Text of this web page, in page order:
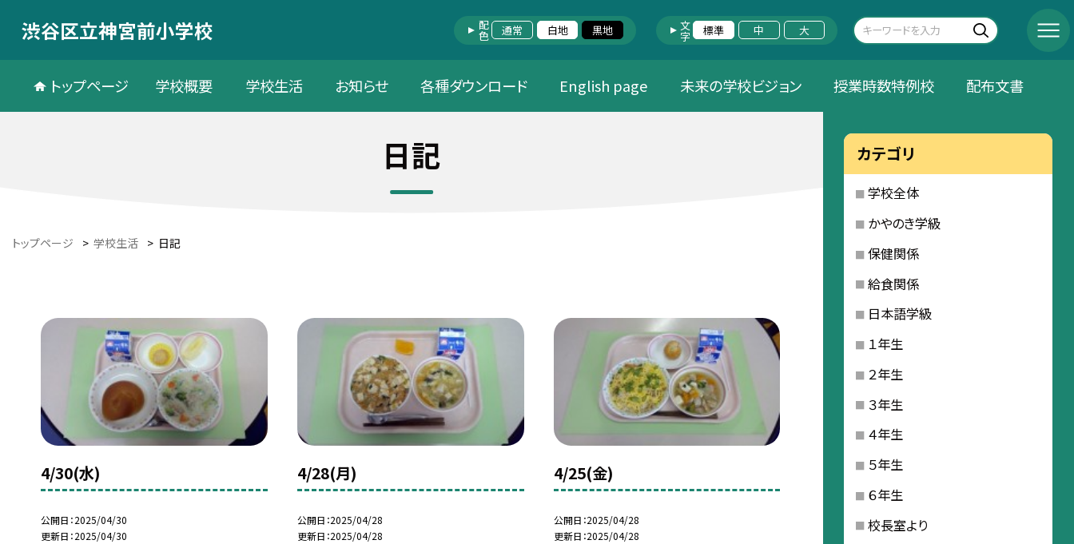
渋谷区立神宮前小学校 配色 通常 白地 黒地 文字 標準 中 大
トップページ 学校概要 学校生活 お知らせ 各種ダウンロード English page 未来の学校ビジョン 授業時数特例校 配布文書
日記
トップページ > 学校生活 > 日記
4/30(水)
公開日 2025/04/30
更新日 2025/04/30
4/28(月)
公開日 2025/04/28
更新日 2025/04/28
4/25(金)
公開日 2025/04/28
更新日 2025/04/28
カテゴリ
学校全体
かやのき学級
保健関係
給食関係
日本語学級
１年生
２年生
３年生
４年生
５年生
６年生
校長室より